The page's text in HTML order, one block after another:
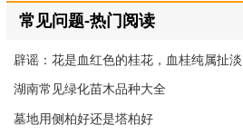
常见问题-热门阅读
辟谣：花是血红色的桂花，血桂纯属扯淡
湖南常见绿化苗木品种大全
墓地用侧柏好还是塔柏好